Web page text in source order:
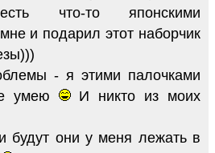
что-то японскими
и подарил этот наборчик
- я этими палочками
умею
И никто из моих
будут они у меня лежать в